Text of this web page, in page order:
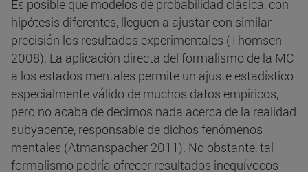
Es posible que modelos de probabilidad clásica, con
hipótesis diferentes, lleguen a ajustar con similar
precisión los resultados experimentales (Thomsen
2008). La aplicación directa del formalismo de la MC
a los estados mentales permite un ajuste estadístico
especialmente válido de muchos datos empíricos,
pero no acaba de decirnos nada acerca de la realidad
subyacente, responsable de dichos fenómenos
mentales (Atmanspacher 2011). No obstante, tal
formalismo podría ofrecer resultados inequívocos